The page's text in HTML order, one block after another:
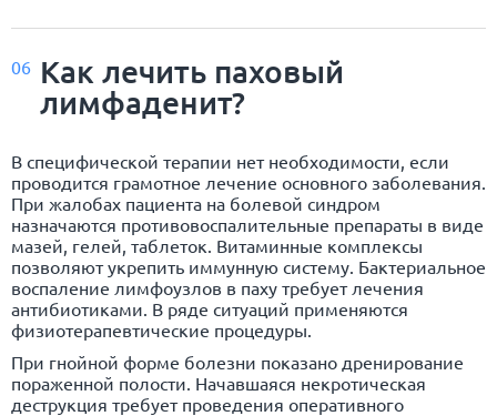
06 Как лечить паховый
лимфаденит?
В специфической терапии нет необходимости, если
проводится грамотное лечение основного заболевания.
При жалобах пациента на болевой синдром
назначаются противовоспалительные препараты в виде
мазей, гелей, таблеток. Витаминные комплексы
позволяют укрепить иммунную систему. Бактериальное
воспаление лимфоузлов в паху требует лечения
антибиотиками. В ряде ситуаций применяются
физиотерапевтические процедуры.
При гнойной форме болезни показано дренирование
пораженной полости. Начавшаяся некротическая
деструкция требует проведения оперативного